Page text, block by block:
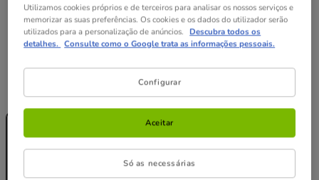
12 saquetas x 70 g
70 g
Sem Stock
(25.94€ / kg)
48 saquetas x
70 g
Sem Stock
87.16€
81.93€
(24.38€ / kg)
Utilizamos cookies próprios e de terceiros para analisar os nossos serviços e
memorizar as suas preferências. Os cookies e os dados do utilizador serão
utilizados para a personalização de anúncios. Descubra todos os
detalhes. Consulte como o Google trata as informações pessoais.
Configurar
Só as necessárias
Aceitar